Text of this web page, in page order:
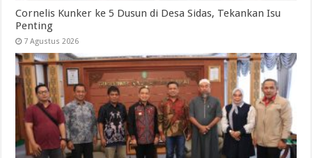
Cornelis Kunker ke 5 Dusun di Desa Sidas, Tekankan Isu
Penting
7 Agustus 2026